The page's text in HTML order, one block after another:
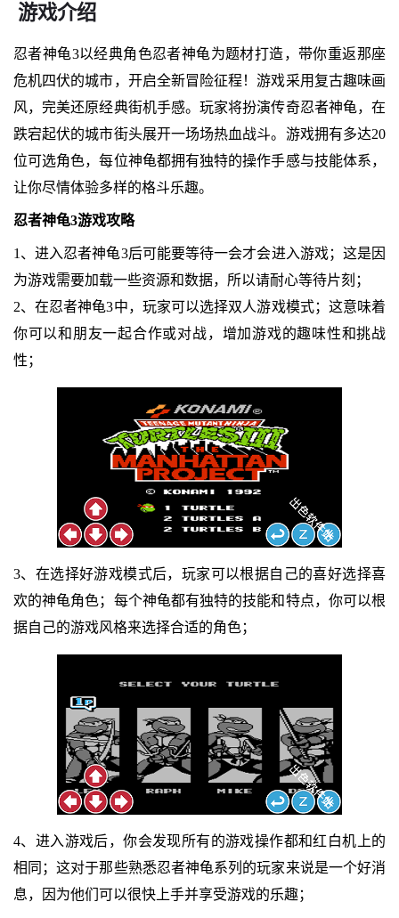
游戏介绍
忍者神龟3以经典角色忍者神龟为题材打造，带你重返那座
危机四伏的城市，开启全新冒险征程！游戏采用复古趣味画
风，完美还原经典街机手感。玩家将扮演传奇忍者神龟，在
跌宕起伏的城市街头展开一场场热血战斗。游戏拥有多达20
位可选角色，每位神龟都拥有独特的操作手感与技能体系，
让你尽情体验多样的格斗乐趣。
忍者神龟3游戏攻略
1、进入忍者神龟3后可能要等待一会才会进入游戏；这是因
为游戏需要加载一些资源和数据，所以请耐心等待片刻；
2、在忍者神龟3中，玩家可以选择双人游戏模式；这意味着
你可以和朋友一起合作或对战，增加游戏的趣味性和挑战
性；
3、在选择好游戏模式后，玩家可以根据自己的喜好选择喜
欢的神龟角色；每个神龟都有独特的技能和特点，你可以根
据自己的游戏风格来选择合适的角色；
4、进入游戏后，你会发现所有的游戏操作都和红白机上的
相同；这对于那些熟悉忍者神龟系列的玩家来说是一个好消
息，因为他们可以很快上手并享受游戏的乐趣；